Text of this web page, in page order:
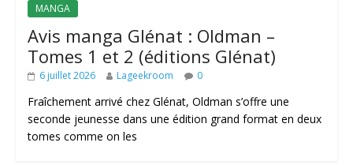
MANGA
Avis manga Glénat : Oldman –
Tomes 1 et 2 (éditions Glénat)
6 juillet 2026 Lageekroom 0
Fraîchement arrivé chez Glénat, Oldman s’offre une
seconde jeunesse dans une édition grand format en deux
tomes comme on les